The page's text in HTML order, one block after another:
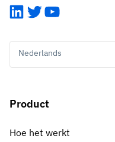
LinkedIn
TwitterYouTube
Nederlands
Product
Hoe het werkt